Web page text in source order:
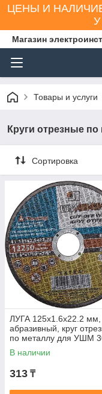
ЦЕНЫ И
Магазин
Товары и услуги
Круги отрезные по
Сортировка
ЛУГА 125х1.6х22.2 мм,
абразивный, круг
по металлу для УШМ
125-1.6
В наличии
313 ₸